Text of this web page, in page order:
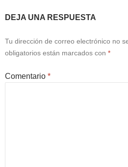
DEJA UNA RESPUESTA
Tu dirección de correo electrónico no
obligatorios están marcados con *
Comentario *